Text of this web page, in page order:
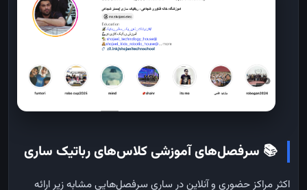
📚 سرفصل‌های آموزشی کلاس‌های رباتیک ساری
اکثر مراکز حضوری و آنلاین در ساری سرفصل‌هایی مشابه زیر ارائه